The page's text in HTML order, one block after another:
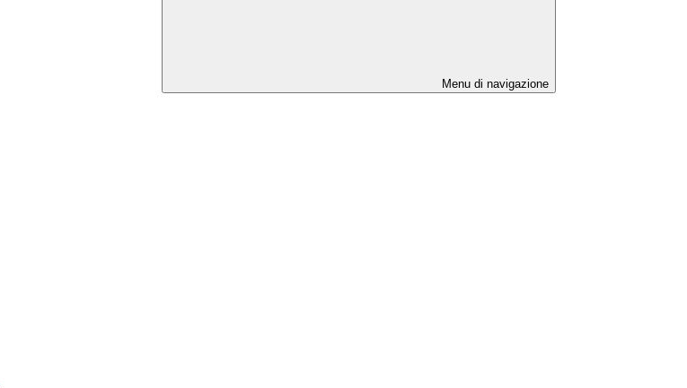
Menu di navigazione